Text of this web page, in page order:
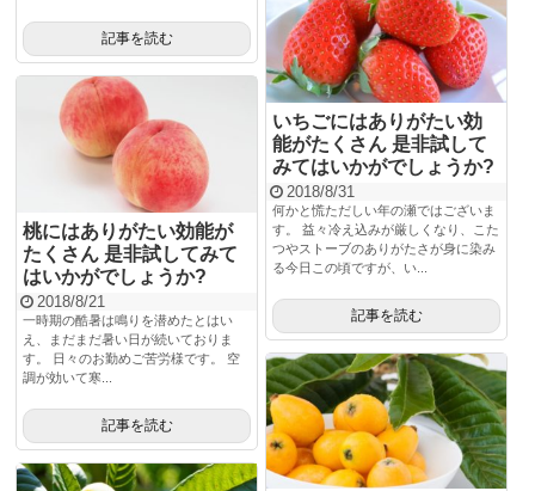
記事を読む
いちごにはありがたい効
能がたくさん 是非試して
みてはいかがでしょうか?
2018/8/31
何かと慌ただしい年の瀬ではございま
す。 益々冷え込みが厳しくなり、こた
つやストーブのありがたさが身に染み
る今日この頃ですが、い...
記事を読む
桃にはありがたい効能が
たくさん 是非試してみて
はいかがでしょうか?
2018/8/21
一時期の酷暑は鳴りを潜めたとはい
え、まだまだ暑い日が続いておりま
す。 日々のお勤めご苦労様です。 空
調が効いて寒...
記事を読む